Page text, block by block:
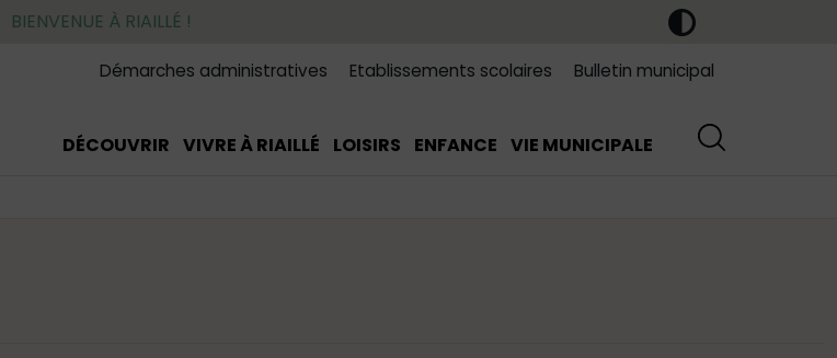
BIENVENUE À RIAILLÉ !
Démarches administratives Etablissements scolaires Bulletin municipal
DÉCOUVRIR VIVRE À RIAILLÉ LOISIRS ENFANCE VIE MUNICIPALE